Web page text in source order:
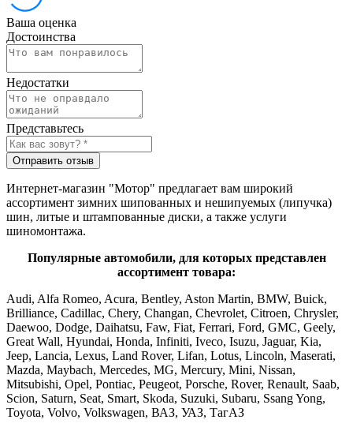
Ваша оценка
Достоинства
Недостатки
Представьтесь
Отправить отзыв
Интернет-магазин "Мотор" предлагает вам широкий
ассортимент зимних шипованных и нешипуемых (липучка)
шин, литые и штампованные диски, а также услуги
шиномонтажа.
Популярные автомобили, для которых представлен
ассортимент товара:
Audi, Alfa Romeo, Acura, Bentley, Aston Martin, BMW, Buick,
Brilliance, Cadillac, Chery, Changan, Chevrolet, Citroen, Chrysler,
Daewoo, Dodge, Daihatsu, Faw, Fiat, Ferrari, Ford, GMC, Geely,
Great Wall, Hyundai, Honda, Infiniti, Iveco, Isuzu, Jaguar, Kia,
Jeep, Lancia, Lexus, Land Rover, Lifan, Lotus, Lincoln, Maserati,
Mazda, Maybach, Mercedes, MG, Mercury, Mini, Nissan,
Mitsubishi, Opel, Pontiac, Peugeot, Porsche, Rover, Renault, Saab,
Scion, Saturn, Seat, Smart, Skoda, Suzuki, Subaru, Ssang Yong,
Toyota, Volvo, Volkswagen, ВАЗ, УАЗ, ТагАЗ